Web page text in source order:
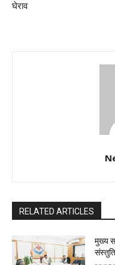
घेराव
RELATED ARTICLES
मुख्य